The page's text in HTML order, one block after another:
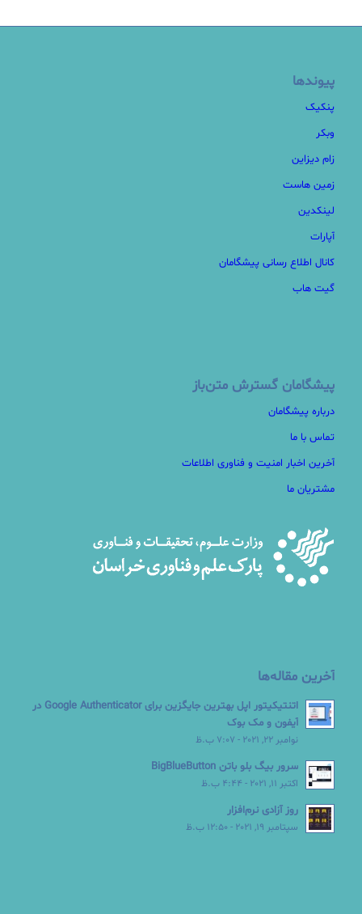
پیوندها
پنکیک
وبکر
زام دیزاین
زمین هاست
لینکدین
آپارات
کانال اطلاع رسانی پیشگامان
گیت هاب
پیشگامان گسترش متن‌باز
درباره پیشگامان
تماس با ما
آخرین اخبار امنیت و فناوری اطلاعات
مشتریان ما
آخرین مقاله‌ها
اتنتیکیتور اپل بهترین جایگزین برای Google Authenticator در
آیفون و مک بوک
نوامبر 22, 2021 - 7:07 ب.ظ
سرور بیگ بلو باتن BigBlueButton
اکتبر 11, 2021 - 4:44 ب.ظ
روز آزادی نرم‌افزار
سپتامبر 19, 2021 - 12:50 ب.ظ